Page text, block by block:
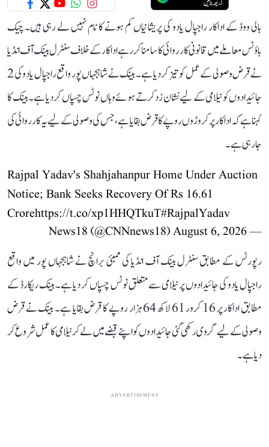
بالی ووڈ کے اداکار راجپال یادو کی پریشانیاں کم ہونے کا نام نہیں لے رہی ہیں۔ چیک
باؤنس معاملے میں قانونی کارروائی کا سامنا کر رہے اداکار کے خلاف سنٹرل بینک آف انڈیا
نے قرض وصولی کے عمل کو تیز کر دیا ہے۔ بینک نے شاہجہاں پور واقع راجپال یادو کی 2
جائیدادوں کو نیلامی کے لیے نشان زد کرتے ہوئے وہاں نوٹس چسپاں کر دیا ہے۔ بینک کا
کہنا ہے کہ اداکار پر کروڑوں روپے کا قرض بقایا ہے، جس کی وصولی کے لیے یہ کارروائی کی
جا رہی ہے۔
Rajpal Yadav's Shahjahanpur Home Under Auction
Notice; Bank Seeks Recovery Of Rs 16.61
Crorehttps://t.co/xp1HHQTkuT#RajpalYadav
— News18 (@CNNnews18)
August 6, 2026
رپورٹس کے مطابق سنٹرل بینک آف انڈیا کی ممبئی برانچ نے شاہجہاں پور میں واقع
راجپال یادو کی جائیدادوں پر نیلامی سے متعلق نوٹس چسپاں کر دیا ہے۔ بینک ریکارڈ کے
مطابق اداکار پر 16 کرور 61 لاکھ 64 ہزار روپے کا قرض بقایا ہے۔ بینک نے قرض
وصولی کے لیے گروی رکھی گئی جائیدادوں کو اپنے قبضے میں لے کر نیلامی کا عمل شروع کر
دیا ہے۔
ADVERTISEMENT